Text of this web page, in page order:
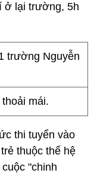
ở lại trường, 5h
mái.
thi tuyển vào
thuộc thế hệ
"chinh